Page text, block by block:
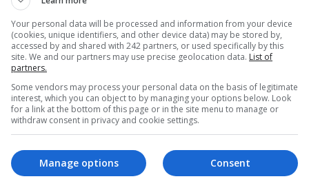
altor teste pentru a stabili cu certitudine
uriașă de peste 2 milioane de euro
Your personal data will be processed and information from your device
(cookies, unique identifiers, and other device data) may be stored by,
accessed by and shared with 242 partners, or used specifically by this
site. We and our partners may use precise geolocation data. List of
partners.
Some vendors may process your personal data on the basis of legitimate
interest, which you can object to by managing your options below. Look
for a link at the bottom of this page or in the site menu to manage or
withdraw consent in privacy and cookie settings.
Consent
Manage options